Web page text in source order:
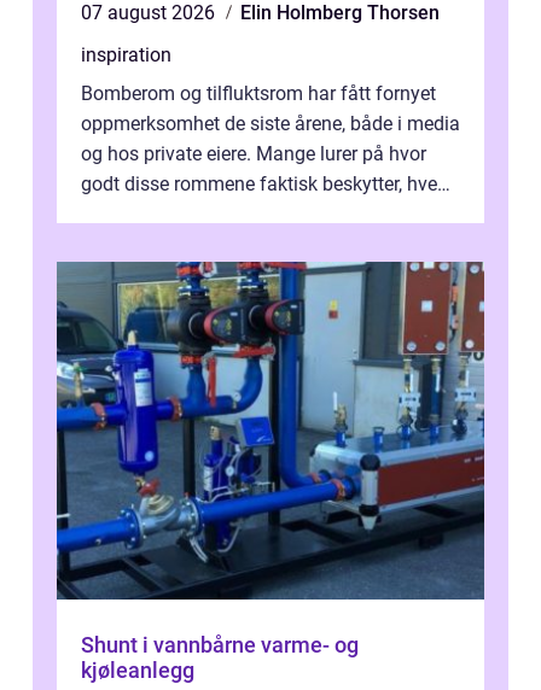
07 august 2026
Elin Holmberg Thorsen
inspiration
Bomberom og tilfluktsrom har fått fornyet
oppmerksomhet de siste årene, både i media
og hos private eiere. Mange lurer på hvor
godt disse rommene faktisk beskytter, hvem
Shunt i vannbårne varme- og
kjøleanlegg